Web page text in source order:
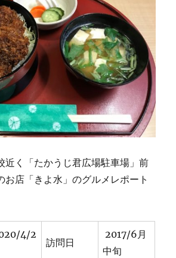
絶
品
ス
イ
ー
ツ
の
あ
る
カ
フ
★★★★
に
近く「たかうじ君広場駐車場」前
お店「きよ水」のグルメレポート
4/2
訪問日
2017/6月
中旬